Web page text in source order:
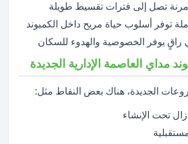
مرنة تصل إلى فترات تقسيط طويلة
توفر أسلوب حياة مريح داخل الكمبوند
يوفر الخصوصية والهدوء للسكان
مداي العاصمة الإدارية الجديدة
الجديدة، هناك بعض النقاط مثل:
تحت الإنشاء